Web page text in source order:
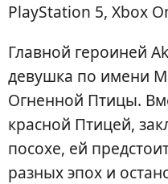
PlayStation 5, Xbox
Главной героиней
девушка по имени
Огненной Птицы.
красной Птицей,
посохе, ей
разных эпох и